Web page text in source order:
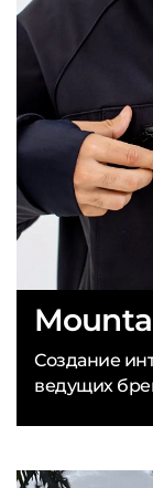
Создание
ведущих